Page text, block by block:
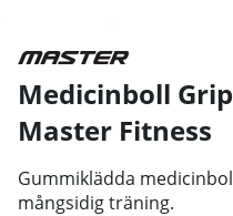
Medicinboll
Master Fitness
Gummiklädda
mångsidig träning.